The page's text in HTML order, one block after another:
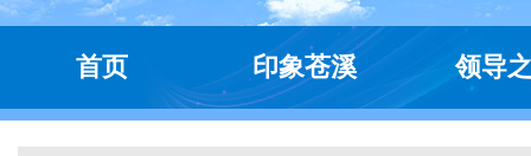
首页 印象苍溪 领导